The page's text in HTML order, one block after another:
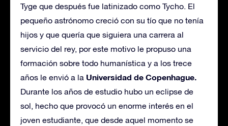
Tyge que después fue latinizado como Tycho. El
pequeño astrónomo creció con su tío que no tenía
hijos y que quería que siguiera una carrera al
servicio del rey, por este motivo le propuso una
formación sobre todo humanística y a los trece
años le envió a la Universidad de Copenhague.
Durante los años de estudio hubo un eclipse de
sol, hecho que provocó un enorme interés en el
joven estudiante, que desde aquel momento se